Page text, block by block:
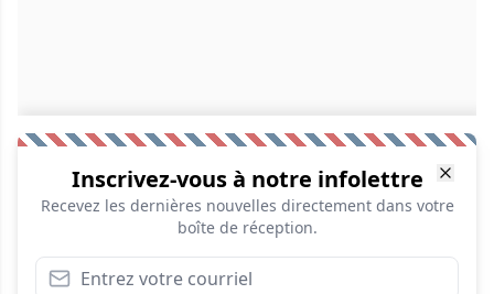
Inscrivez-vous à notre infolettre
Recevez les dernières nouvelles directement dans votre
boîte de réception.